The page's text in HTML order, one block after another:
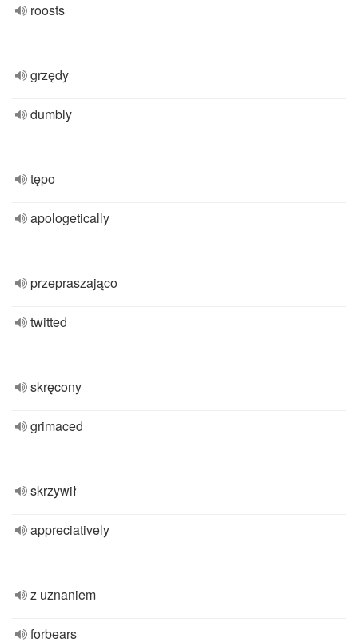
roosts
grzędy
dumbly
tępo
apologetically
przepraszająco
twitted
skręcony
grimaced
skrzywił
appreciatively
z uznaniem
forbears